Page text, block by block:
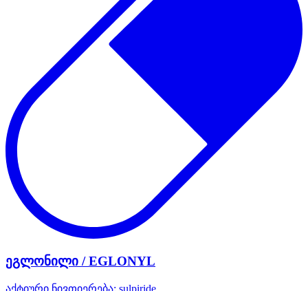
ეგლონილი / EGLONYL